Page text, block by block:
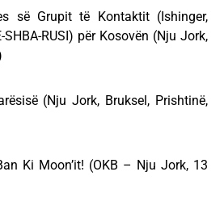
së Grupit të Kontaktit (Ishinger,
SHBA-RUSI) për Kosovën (Nju Jork,
(Nju Jork, Bruksel, Prishtinë,
Ki Moon’it! (OKB – Nju Jork, 13